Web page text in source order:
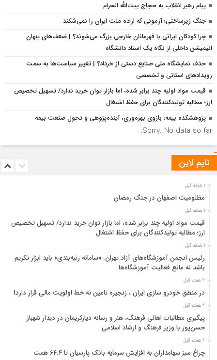
پیام رهبر انقلاب به حجاج بیت‌الله الحرام
جنگ زیرساختی؛ آزمونی که اراده ملت ایران را نمی‌شکند
چرا کودکان ایرانی با قهرمانان خارجی بزرگ می‌شوند؟ | ضعف‌های پنهان
انیمیشن داخلی از نگاه یک استاد دانشگاه
حذف نمایشگاه ملی صنایع دستی از خرداد؟ | تغییر سیاست‌ها به سمت
رویدادهای استانی و تخصصی
قیمت مواد اولیه چند برابر شده، اما بازار توان خرید ندارد/ تسهیل تخصیص
ارز؛ مطالبه تولیدکنندگان برای حفظ اشتغال
پژوهشكده بیمه؛ بازوی بهره‌وری، آینده‌پژوهی و تحول صنعت بیمه
Sorry. No data so far.
تایم لاین
1 هفته قبل
مظلومیت اصفهان در جنگ رمضان
1 هفته قبل
قیمت مواد اولیه چند برابر شده، اما بازار توان خرید ندارد/ تسهیل تخصیص
ارز؛ مطالبه تولیدکنندگان برای حفظ اشتغال
1 هفته قبل
رئیس انجمن آموزشگاه‌های آزاد تهران: «سامانه رتبه‌بندی» باید ابزار تکریم
باشد نه مانع فعالیت آموزشگاه‌ها
2 هفته قبل
در منطق خودرو سازی ایران ، زنجیره تامین ته خط اولویت مالی قرار دارد!
2 هفته قبل
پیگیری مطالبات اهالی فرهنگ، هنر و رسانه دیارکریمان در دیدار شهباز
حسن‌پور با وزیر فرهنگ و ارشاد اسلامی
2 هفته قبل
چراغ سبز سهامداران به افزایش سرمایه بانک پارسیان تا ۶۴.۴ همت